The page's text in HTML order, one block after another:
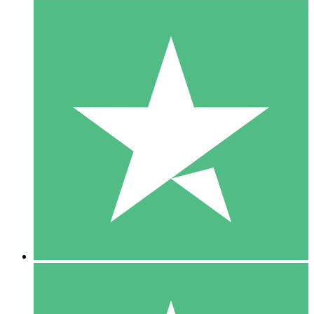
Individuelle Credit-Pakete
Zahlen Sie nach Bedarf mit Download-Credits. Keine
monatliche Verpflichtung erforderlich.
10 00
10 Downloads